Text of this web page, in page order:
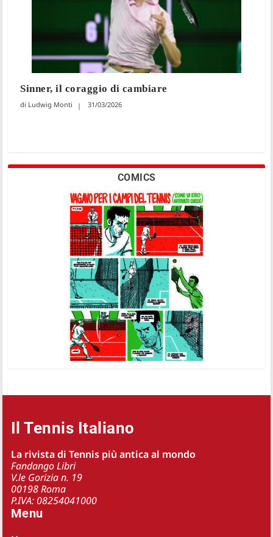
Sinner, il coraggio di cambiare
Ludwig Monti 31/03/2026
COMICS
Il Tennis Italiano
La rivista di Tennis più antica al mondo
Fandango Libri
V.le Gorizia n. 19
00198 Roma
P.IVA: 08254041000
Menu